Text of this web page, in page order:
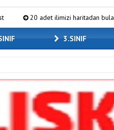
adet ilimizi haritadan bulalım
3.SINIF